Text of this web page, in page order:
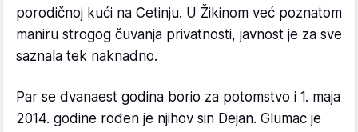
porodičnoj kući na Cetinju. U Žikinom već poznatom
maniru strogog čuvanja privatnosti, javnost je za sve
saznala tek naknadno.
Par se dvanaest godina borio za potomstvo i 1. maja
2014. godine rođen je njihov sin Dejan. Glumac je